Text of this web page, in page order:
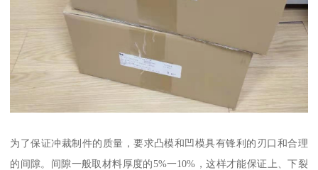
为了保证冲裁制件的质量，要求凸模和凹模具有锋利的刃口和合理
的间隙。间隙一般取材料厚度的5%一10%，这样才能保证上、下裂